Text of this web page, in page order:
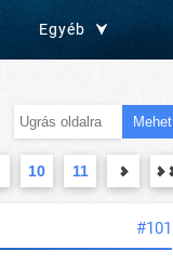
Egyéb
Mehet
10 11
#101